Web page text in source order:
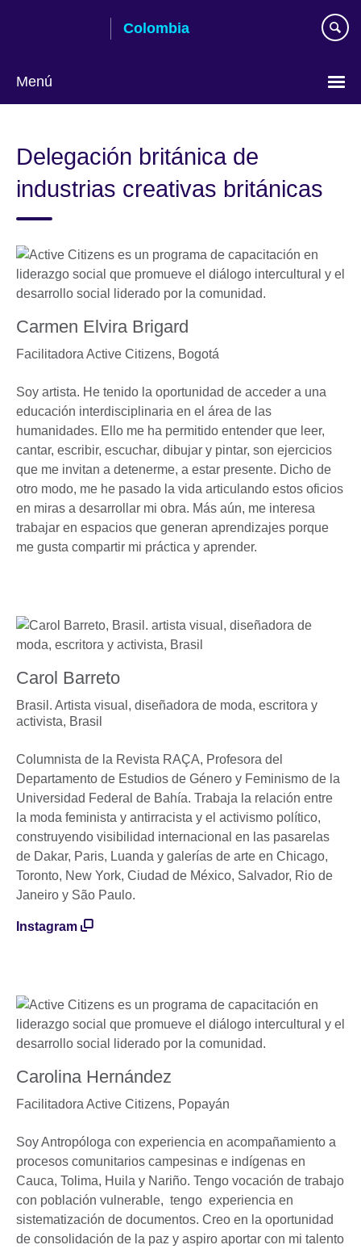
Colombia
Menú
idioma
Delegación británica de
industrias creativas británicas
Carmen Elvira Brigard
Facilitadora Active Citizens, Bogotá
Soy artista. He tenido la oportunidad de acceder a una
educación interdisciplinaria en el área de las
humanidades. Ello me ha permitido entender que leer,
cantar, escribir, escuchar, dibujar y pintar, son ejercicios
que me invitan a detenerme, a estar presente. Dicho de
otro modo, me he pasado la vida articulando estos oficios
en miras a desarrollar mi obra. Más aún, me interesa
trabajar en espacios que generan aprendizajes porque
me gusta compartir mi práctica y aprender.
Carol Barreto
Brasil. Artista visual, diseñadora de moda, escritora y
activista, Brasil
Columnista de la Revista RAÇA, Profesora del
Departamento de Estudios de Género y Feminismo de la
Universidad Federal de Bahía. Trabaja la relación entre
la moda feminista y antirracista y el activismo político,
construyendo visibilidad internacional en las pasarelas
de Dakar, Paris, Luanda y galerías de arte en Chicago,
Toronto, New York, Ciudad de México, Salvador, Rio de
Janeiro y São Paulo.
Instagram
Carolina Hernández
Facilitadora Active Citizens, Popayán
Soy Antropóloga con experiencia en acompañamiento a
procesos comunitarios campesinas e indígenas en
Cauca, Tolima, Huila y Nariño. Tengo vocación de trabajo
con población vulnerable, tengo experiencia en
sistematización de documentos. Creo en la oportunidad
de consolidación de la paz y aspiro aportar con mi talento